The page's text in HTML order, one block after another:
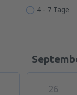
4 - 7 Tage
26